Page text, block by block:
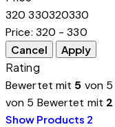
320 330320330
Price: 320 - 330
Rating
Bewertet mit 5 von 5
von 5 Bewertet mit 2
Show Products 2